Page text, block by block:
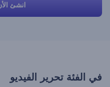
انشئ
في الفئة تحرير الفيديو